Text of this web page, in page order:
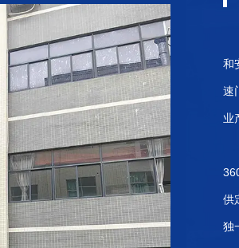
和
速
业
供
独